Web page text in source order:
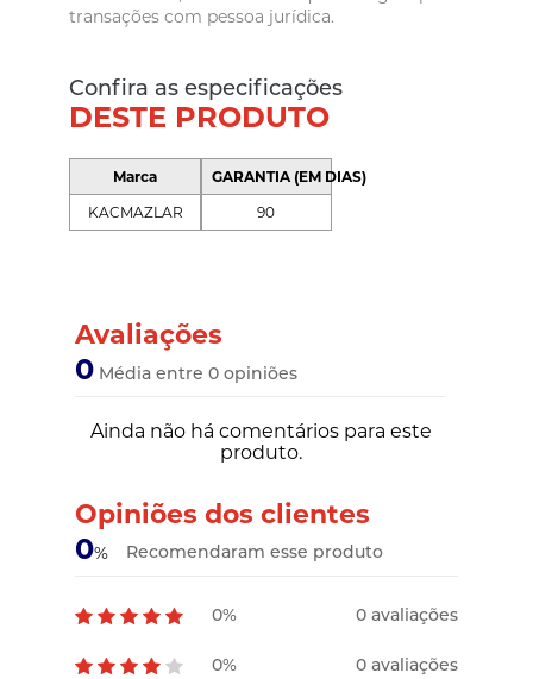
transações com pessoa jurídica.
Confira as especificações
DESTE PRODUTO
Marca
KACMAZLAR
GARANTIA (EM DIAS)
90
Avaliações
0 Média entre 0 opiniões
Ainda não há comentários para este
produto.
Opiniões dos clientes
0% Recomendaram esse produto
0% 0 avaliações
0% 0 avaliações